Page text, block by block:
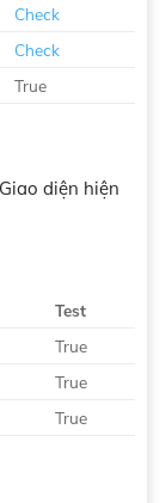
Check
Check
True
diện hiện
Test
True
True
True